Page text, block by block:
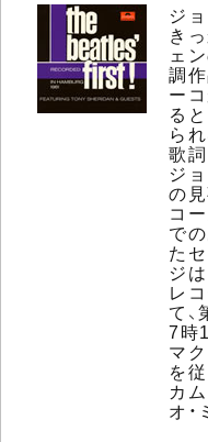
ジ
き
ェ
調作
ー
る
ら
歌
ジ
の
コ
で
た
ジ
レ
て
7時
マ
を
カ
オ